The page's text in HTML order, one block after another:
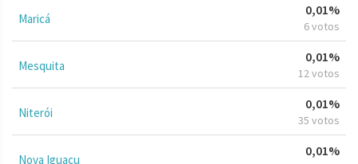
Maricá
0,01%
6 votos
Mesquita
0,01%
12 votos
Niterói
0,01%
35 votos
Nova Iguaçu
0,01%